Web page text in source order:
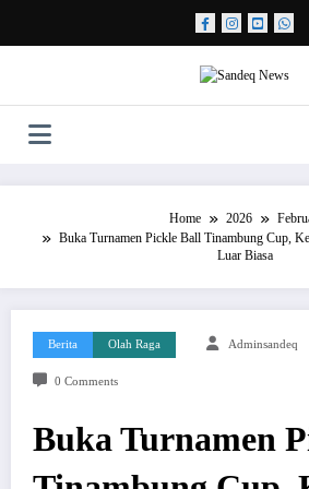
content
Home 2026
Buka Turnamen Pickle Ball Tinambung Cup,
Luar Biasa
Berita Olah Raga Adminsandeq
0 Comments
Buka Turnamen